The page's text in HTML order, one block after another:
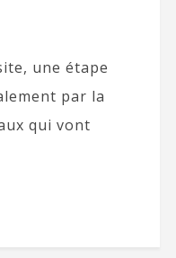
une étape
par la
qui vont